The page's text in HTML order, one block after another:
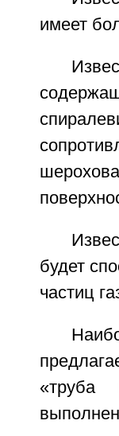
имеет
будет
частиц
«труба